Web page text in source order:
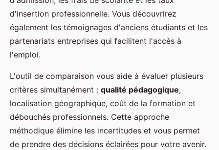
d'insertion professionnelle. Vous découvrirez
également les témoignages d'anciens étudiants et les
partenariats entreprises qui facilitent l'accès à
l'emploi.
L'outil de comparaison vous aide à évaluer plusieurs
critères simultanément : qualité pédagogique,
localisation géographique, coût de la formation et
débouchés professionnels. Cette approche
méthodique élimine les incertitudes et vous permet
de prendre des décisions éclairées pour votre avenir.